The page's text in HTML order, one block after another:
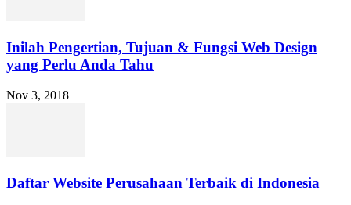
Inilah Pengertian, Tujuan & Fungsi Web Design
yang Perlu Anda Tahu
Nov 3, 2018
Daftar Website Perusahaan Terbaik di Indonesia